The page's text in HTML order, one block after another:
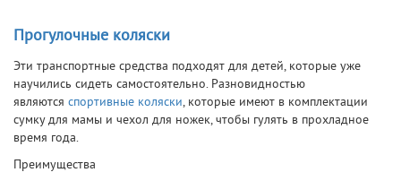
Прогулочные коляски
Эти транспортные средства подходят для детей, которые уже
научились сидеть самостоятельно. Разновидностью
являются спортивные коляски, которые имеют в комплектации
сумку для мамы и чехол для ножек, чтобы гулять в прохладное
время года.
Преимущества